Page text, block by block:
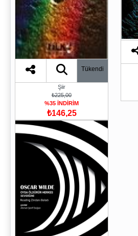
Tükendi
Şiir
₺225,00
%35 İNDİRİM
₺146,25